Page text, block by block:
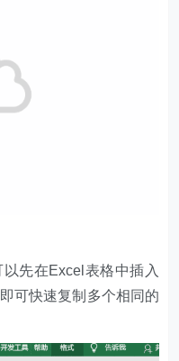
先在Excel表格中插入
可快速复制多个相同的